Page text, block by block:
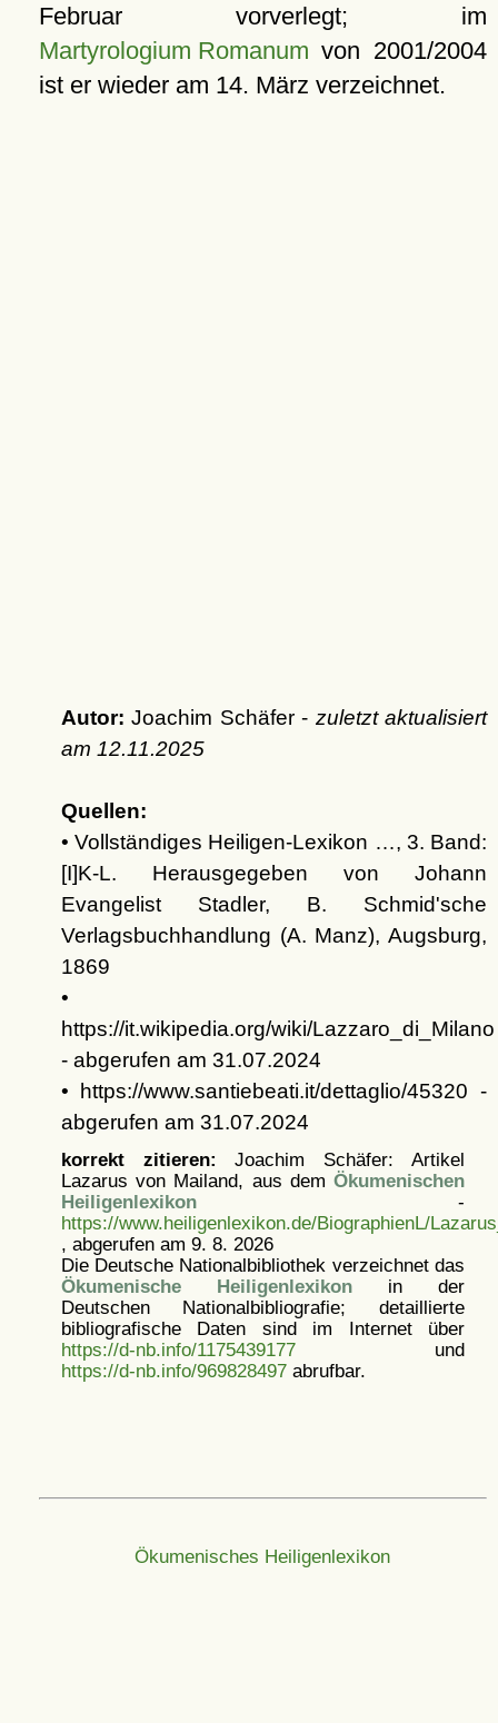
Februar vorverlegt; im
Martyrologium Romanum von 2001/2004
ist er wieder am 14. März verzeichnet.
Autor: Joachim Schäfer - zuletzt aktualisiert
am 12.11.2025
Quellen:
• Vollständiges Heiligen-Lexikon …, 3. Band:
[I]K-L. Herausgegeben von Johann
Evangelist Stadler, B. Schmid'sche
Verlagsbuchhandlung (A. Manz), Augsburg,
1869
•
https://it.wikipedia.org/wiki/Lazzaro_di_Milano
- abgerufen am 31.07.2024
• https://www.santiebeati.it/dettaglio/45320 -
abgerufen am 31.07.2024
korrekt zitieren: Joachim Schäfer: Artikel
Lazarus von Mailand, aus dem Ökumenischen
Heiligenlexikon-
https://www.heiligenlexikon.de/BiographienL/
, abgerufen am 9. 8. 2026
Die Deutsche Nationalbibliothek verzeichnet das
Ökumenische Heiligenlexikonin der
Deutschen Nationalbibliografie; detaillierte
bibliografische Daten sind im Internet über
https://d-nb.info/1175439177und
https://d-nb.info/969828497abrufbar.
Ökumenisches Heiligenlexikon